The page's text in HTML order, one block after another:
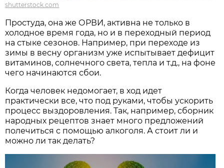
shutterstock.com
Простуда, она же ОРВИ, активна не только в
холодное время года, но и в переходный период
на стыке сезонов. Например, при переходе из
зимы в весну организм уже испытывает дефицит
витаминов, солнечного света, тепла и т.д., на фоне
чего начинаются сбои.
Когда человек недомогает, в ход идет
практически все, что под руками, чтобы ускорить
процесс выздоровления. Так, например, сборник
народных рецептов знает много предложений
полечиться с помощью алкоголя. А стоит ли и
можно ли так делать?